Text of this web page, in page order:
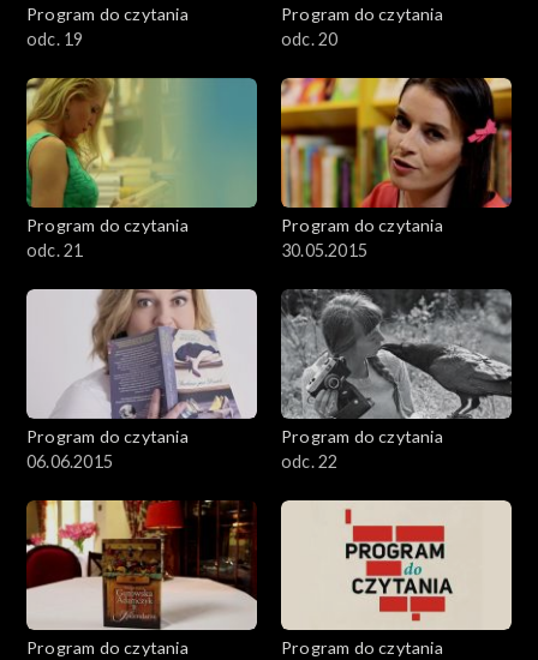
Program do czytania
odc. 19
Program do czytania
odc. 20
Program do czytania
odc. 21
Program do czytania
30.05.2015
Program do czytania
06.06.2015
Program do czytania
odc. 22
Program do czytania
Program do czytania